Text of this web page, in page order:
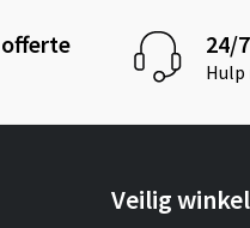
offerte 24/
Hulp
Veilig